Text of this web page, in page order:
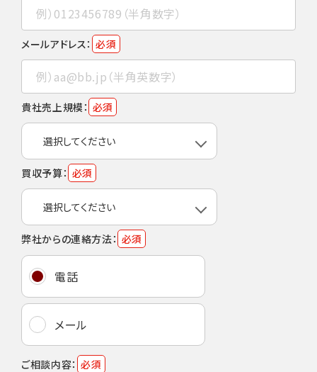
メールアドレス： 必須
貴社売上規模： 必須
買収予算： 必須
弊社からの連絡方法： 必須
電話
メール
ご相談内容： 必須